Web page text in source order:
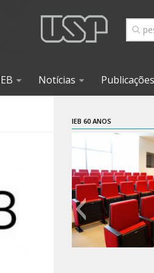
Notícias Publicações
IEB 60 ANOS